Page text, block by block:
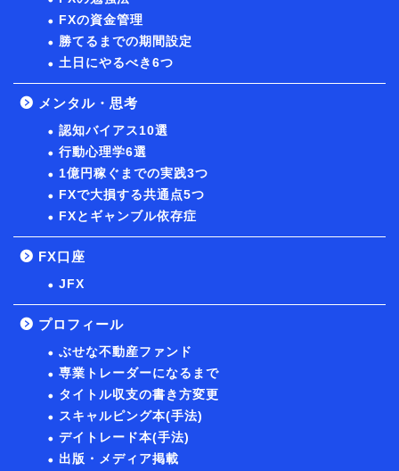
FXの資金管理
勝てるまでの期間設定
土日にやるべき6つ
メンタル・思考
認知バイアス10選
行動心理学6選
1億円稼ぐまでの実践3つ
FXで大損する共通点5つ
FXとギャンブル依存症
FX口座
JFX
プロフィール
ぶせな不動産ファンド
専業トレーダーになるまで
タイトル収支の書き方変更
スキャルピング本(手法)
デイトレード本(手法)
出版・メディア掲載